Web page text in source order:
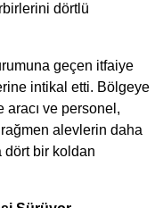
dörtlü
geçen itfaiye
intikal etti. Bölgeye
aracı ve personel,
alevlerin daha
dört bir koldan